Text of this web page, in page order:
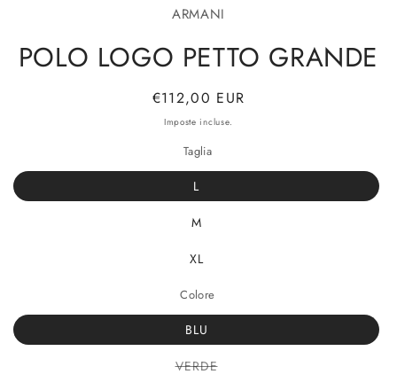
ARMANI
POLO LOGO PETTO GRANDE
Prezzo
di
€112,00 EUR
Imposte incluse.
Taglia
L
M
XL
Colore
BLU
VERDEVariante